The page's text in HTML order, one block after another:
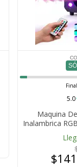
5.0
Maquina
Inalambrica